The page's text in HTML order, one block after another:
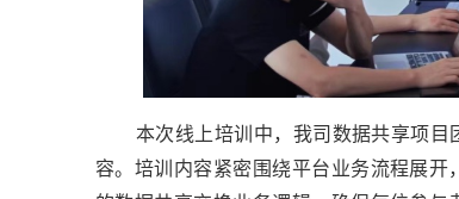
本次线上培训中，我司数据共享项
容。培训内容紧密围绕平台业务流程展